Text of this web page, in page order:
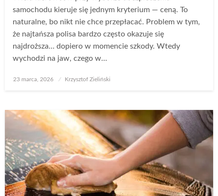
samochodu kieruje się jednym kryterium — ceną. To
naturalne, bo nikt nie chce przepłacać. Problem w tym,
że najtańsza polisa bardzo często okazuje się
najdroższa… dopiero w momencie szkody. Wtedy
wychodzi na jaw, czego w…
Opublikowane
23 marca, 2026 Krzysztof Zieliński